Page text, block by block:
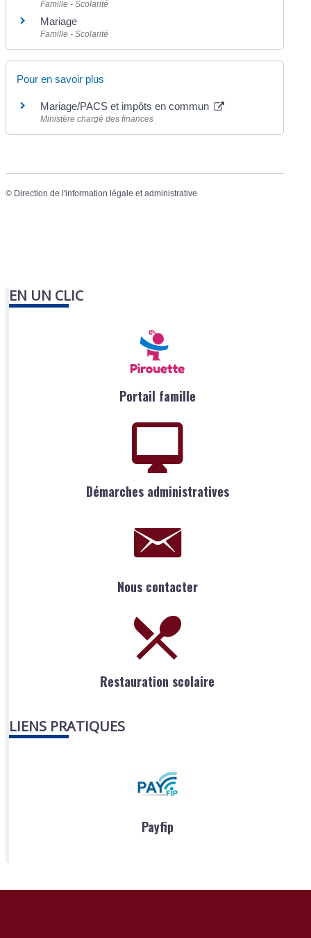
Famille - Scolarité
Mariage
Famille - Scolarité
Pour en savoir plus
Mariage/PACS et impôts en commun
Ministère chargé des finances
© Direction de l'information légale et administrative
EN UN CLIC
Portail famille
Démarches administratives
Nous contacter
Restauration scolaire
LIENS PRATIQUES
Payfip